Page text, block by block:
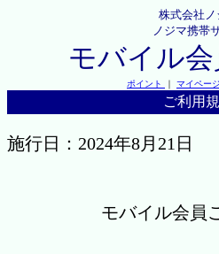
株式会社ノ
ノジマ携帯
モバイル会
ポイント ｜ マイページ
ご利用
施行日：2024年8月21日
モバイル会員